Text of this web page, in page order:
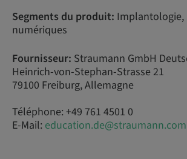
Segments du produit: Implantologie,
numériques
Fournisseur: Straumann GmbH
Heinrich-von-Stephan-Strasse 21
79100 Freiburg, Allemagne
Téléphone: +49 761 4501 0
E-Mail: education.de@straumann.com